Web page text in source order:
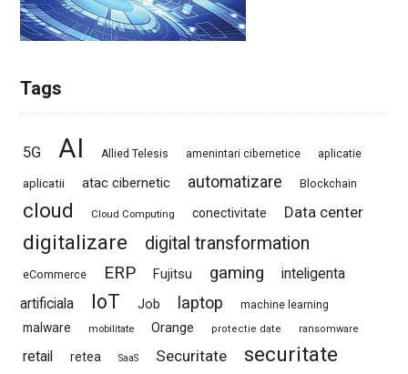
Tags
5G AI Allied Telesis amenintari cibernetice aplicatie
aplicatii atac cibernetic automatizare Blockchain
cloud Cloud Computing conectivitate Data center
digitalizare digital transformation
eCommerce ERP Fujitsu gaming
inteligenta
artificiala
IoT Job laptop machine learning
malware mobilitate Orange protectie date ransomware
retail retea SaaS Securitate
securitate